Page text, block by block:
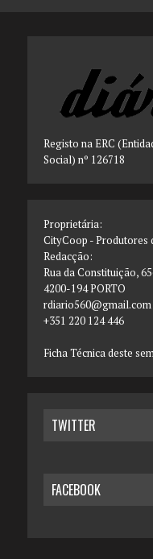
Registo na ERC
Social) nº 126718
Proprietária:
CityCoop - Produtores
Redacção:
Rua da Constituição,
4200-194 PORTO
rdiario560@gmail.com
+351 220 124 446
Ficha Técnica deste
TWITTER
FACEBOOK